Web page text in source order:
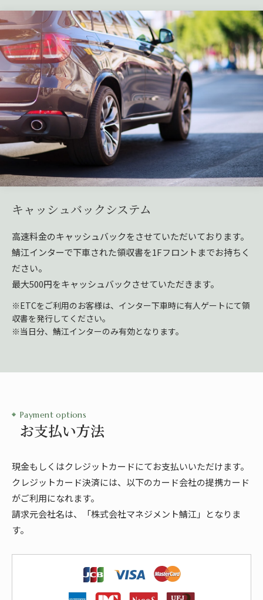
キャッシュバックシステム
高速料金のキャッシュバックをさせていただいております。
鯖江インターで下車された領収書を1Fフロントまでお持ちく
ださい。
最大500円をキャッシュバックさせていただきます。
※ETCをご利用のお客様は、インター下車時に有人ゲートにて領
収書を発行してください。
※当日分、鯖江インターのみ有効となります。
Payment options
お支払い方法
現金もしくはクレジットカードにてお支払いいただけます。
クレジットカード決済には、以下のカード会社の提携カード
がご利用になれます。
請求元会社名は、「株式会社マネジメント鯖江」となりま
す。